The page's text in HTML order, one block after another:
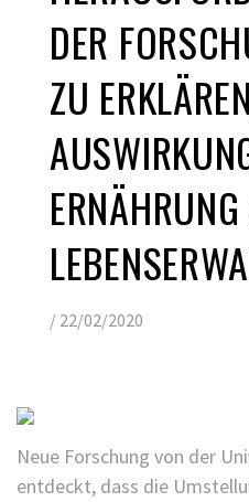
DER
ZU
/ 22/02/2020
Neue Forschung von der
entdeckt, dass die